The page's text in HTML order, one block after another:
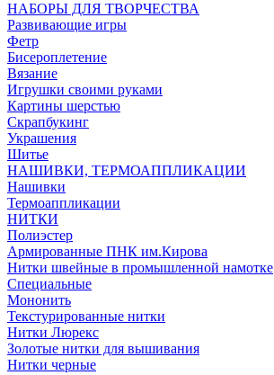
НАБОРЫ ДЛЯ ТВОРЧЕСТВА
Развивающие игры
Фетр
Бисероплетение
Вязание
Игрушки своими руками
Картины шерстью
Скрапбукинг
Украшения
Шитье
НАШИВКИ, ТЕРМОАППЛИКАЦИИ
Нашивки
Термоаппликации
НИТКИ
Полиэстер
Армированные ПНК им.Кирова
Нитки швейные в промышленной намотке
Специальные
Мононить
Текстурированные нитки
Нитки Люрекс
Золотые нитки для вышивания
Нитки черные